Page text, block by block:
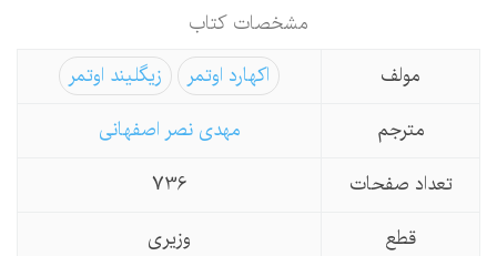
مشخصات كتاب
مولف
اکهارد اوتمر
زیگلیند اوتمر
مترجم
مهدی نصر اصفهانی
تعداد صفحات
736
قطع
وزیری